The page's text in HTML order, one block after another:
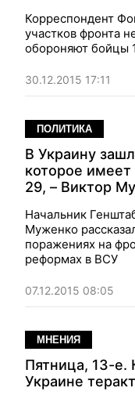
Корреспондент
участков фронта
обороняют бойцы
30.12.2015 17:11
ПОЛИТИКА
В Украину
которое
29, – Виктор
Начальник
Муженко
поражениях на
реформах в ВСУ
07.12.2015 08:05
МНЕНИЯ
Пятница, 13-е.
Украине